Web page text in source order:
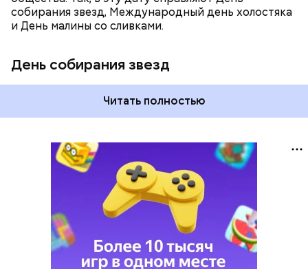
собирания звезд, Международный день холостяка
и День малины со сливками.
День собирания звезд
Читать полностью